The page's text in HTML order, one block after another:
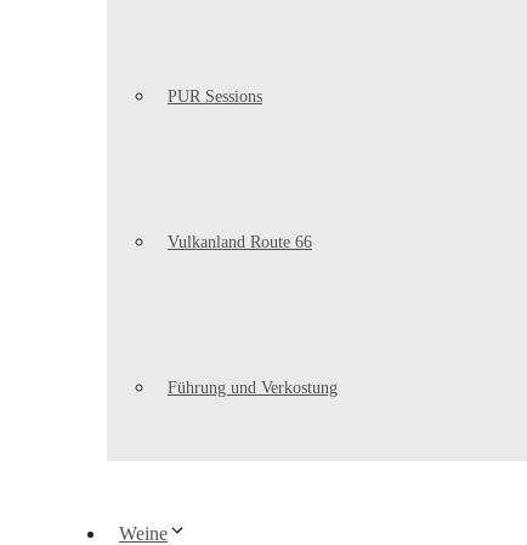
PUR Sessions
Vulkanland Route 66
Führung und Verkostung
Weine